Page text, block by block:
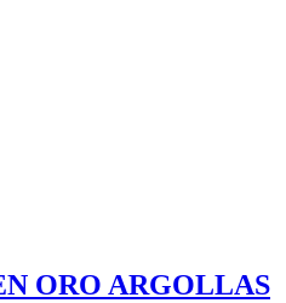
ORO ARGOLLAS